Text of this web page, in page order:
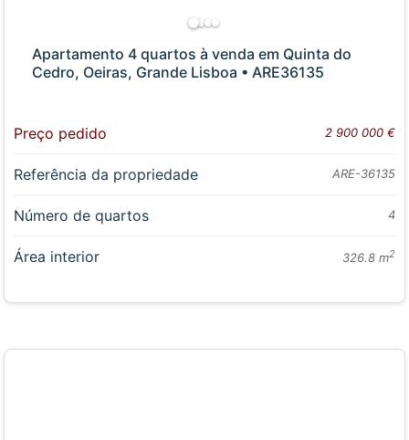
Apartamento 4 quartos à venda em Quinta do
Cedro, Oeiras, Grande Lisboa • ARE36135
Preço pedido 2 900 000 €
Referência da propriedade ARE-36135
Número de quartos 4
Área interior 326.8 m2